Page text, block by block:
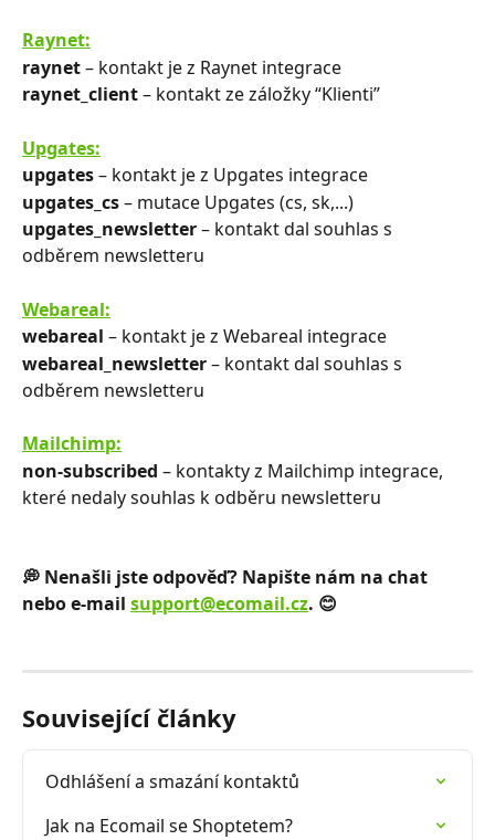
Raynet:
raynet –⁠⁠⁠⁠⁠⁠ kontakt je z Raynet integrace
raynet_client –⁠⁠⁠⁠⁠⁠ kontakt ze záložky “Klienti”
Upgates:
upgates –⁠⁠⁠⁠⁠⁠ kontakt je z Upgates integrace
upgates_cs –⁠⁠⁠⁠⁠⁠ mutace Upgates (cs, sk,...)
upgates_newsletter –⁠⁠⁠⁠⁠⁠ kontakt dal souhlas s
odběrem newsletteru
Webareal:
webareal –⁠⁠⁠⁠⁠⁠ kontakt je z Webareal integrace
webareal_newsletter –⁠⁠⁠⁠⁠⁠ kontakt dal souhlas s
odběrem newsletteru
Mailchimp:
non-subscribed –⁠⁠⁠⁠⁠⁠ kontakty z Mailchimp integrace,
které nedaly souhlas k odběru newsletteru
💭 Nenašli jste odpověď? Napište nám na chat
nebo e-mail support@ecomail.cz. 😊
Související články
Odhlášení a smazání kontaktů
Jak na Ecomail se Shoptetem?